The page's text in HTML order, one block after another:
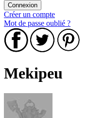
Créer un compte
Mot de passe oublié ?
Mekipeu